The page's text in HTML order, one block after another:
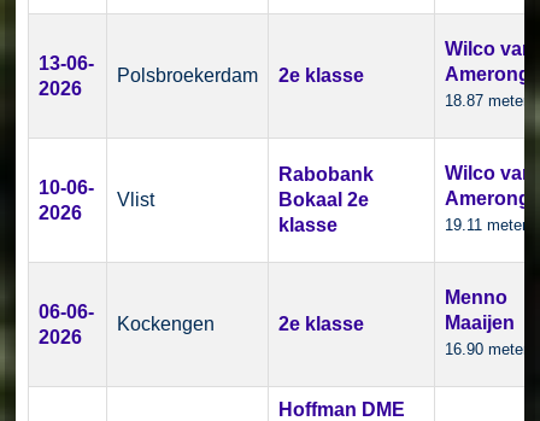
13-06-
2026
Polsbroekerdam 2e klasse
Wilco van
18.87 meter
10-06-
2026
Vlist
Rabobank
Bokaal 2e
klasse
Wilco van
19.11 meter
06-06-
2026
Kockengen 2e klasse
Menno
Maaijen
16.90 meter
Hoffman DME